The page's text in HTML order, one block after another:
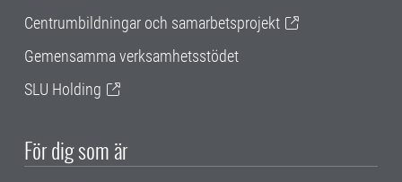
Centrumbildningar och samarbetsprojekt
Gemensamma verksamhetsstödet
SLU Holding
För dig som är